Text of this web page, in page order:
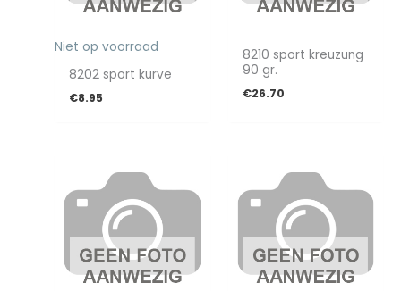
Niet op voorraad
8202 sport kurve
€8.95
8210 sport kreuzung
90 gr.
€26.70